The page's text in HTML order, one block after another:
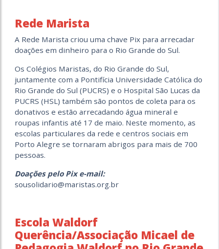
Rede Marista
A Rede Marista criou uma chave Pix para arrecadar
doações em dinheiro para o Rio Grande do Sul.
Os Colégios Maristas, do Rio Grande do Sul,
juntamente com a Pontifícia Universidade Católica do
Rio Grande do Sul (PUCRS) e o Hospital São Lucas da
PUCRS (HSL) também são pontos de coleta para os
donativos e estão arrecadando água mineral e
roupas infantis até 17 de maio. Neste momento, as
escolas particulares da rede e centros sociais em
Porto Alegre se tornaram abrigos para mais de 700
pessoas.
Doações pelo Pix e-mail:
sousolidario@maristas.org.br
Escola Waldorf
Querência/Associação Micael de